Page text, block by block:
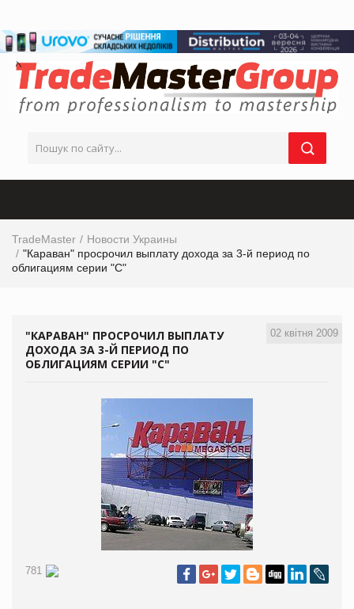
TradeMaster
Новости Украины
"Караван" просрочил выплату дохода за 3-й период по
облигациям серии "С"
02 квітня 2009
"КАРАВАН" ПРОСРОЧИЛ ВЫПЛАТУ
ДОХОДА ЗА 3-Й ПЕРИОД ПО
ОБЛИГАЦИЯМ СЕРИИ "С"
781